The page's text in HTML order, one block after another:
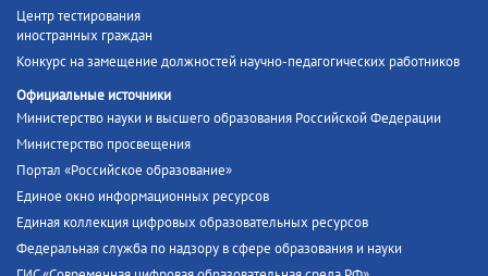
Центр тестирования
иностранных граждан
Конкурс на замещение должностей научно-педагогических работников
Официальные источники
Министерство науки и высшего образования Российской Федерации
Министерство просвещения
Портал «Российское образование»
Единое окно информационных ресурсов
Единая коллекция цифровых образовательных ресурсов
Федеральная служба по надзору в сфере образования и науки